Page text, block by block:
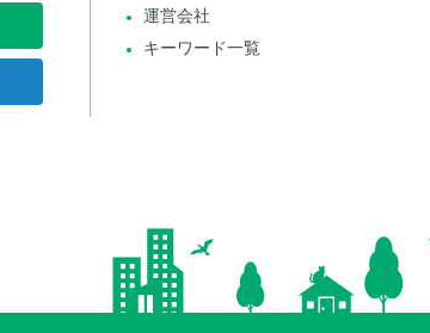
運営会社
キーワード一覧